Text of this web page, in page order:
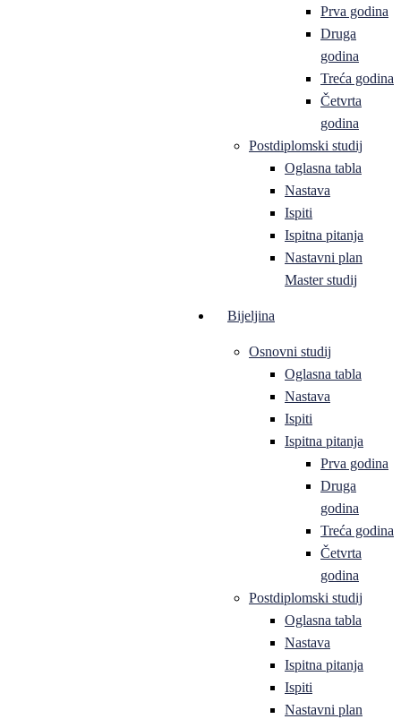
Prva godina
Druga
godina
Treća godina
Četvrta
godina
Postdiplomski studij
Oglasna tabla
Nastava
Ispiti
Ispitna pitanja
Nastavni plan
Master studij
Bijeljina
Osnovni studij
Oglasna tabla
Nastava
Ispiti
Ispitna pitanja
Prva godina
Druga
godina
Treća godina
Četvrta
godina
Postdiplomski studij
Oglasna tabla
Nastava
Ispitna pitanja
Ispiti
Nastavni plan